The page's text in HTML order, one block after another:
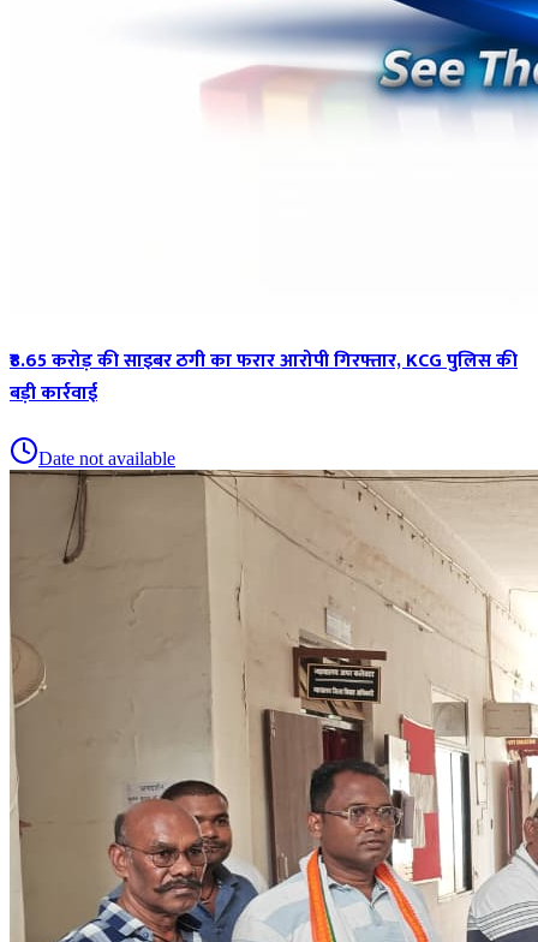
₹8.65 करोड़ की साइबर ठगी का फरार आरोपी गिरफ्तार, KCG पुलिस की
बड़ी कार्रवाई
Date not available